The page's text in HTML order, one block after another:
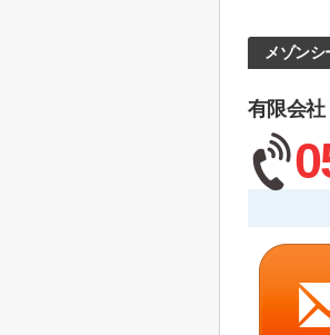
メゾン
有限会